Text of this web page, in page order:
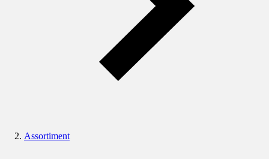
Assortiment